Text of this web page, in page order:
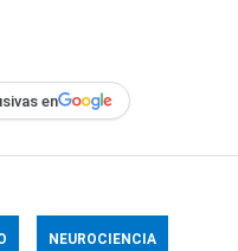
en
NEUROCIENCIA